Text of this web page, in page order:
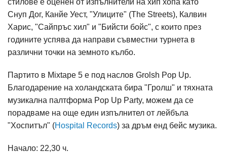
Снуп Дог, Канйе Уест, "Улиците" (The Streets), Калвин
Харис, "Сайпръс хил" и "Бийсти бойс", с които през
годините успява да направи съвместни турнета в
различни точки на земното кълбо.
Партито в Mixtape 5 е под наслов Grolsh Pop Up.
Благодарение на холандската бира "Гролш" и тяхната
музикална палтформа Pop Up Party, можем да се
порадваме на още един изпълнител от лейбъла
"Хоспитъл" (Hospital Records) за дръм енд бейс музика.
Начало: 22,30 ч.